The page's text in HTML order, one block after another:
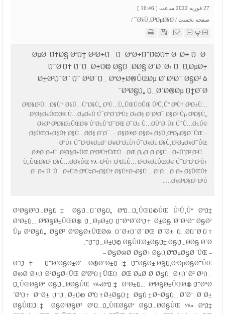
27 فوریه 2022 ساعت [ 16:46 ]
صفحه نخست /
Ø§Ù‚ØªØµØ§Ø¯
/
پ
ØµØ¯Ù‡Ø§ ØªÙ† Ø³Ø±Ù… Ù…ØªØ±ÙˆÚ©Ù‡ Ø¯Ø± Ù…Ø­
ÙˆØ·Ù‡ Ú¯Ù…Ø±Ú© Ø§Ù…Ø­Ø§ Ø´Ø¯Ø› Ù…Ù‚ØµØ±
Ø±Ø³ÙˆØ¨ Ùˆ Ø¹Ø¯Ù… ØªØ±Ø®ÛŒØµ Ø¨Ø¹Ø¯ Ø§Ø² ۵
Ø³Ø§Ù„ Ù…Ø´Ø®Øµ Ù†Ø´Ø¯
Ø³Ø§Ø²Ù…Ø§Ù† Ø§Ù…ÙˆØ§Ù„ ØªÙ…Ù„ÛŒÚ©ÛŒ Û²Û¸Û° ØªÙ† Ø³Ø±Ù…
ØªØ§Ø±ÛŒØ® Ù…ØµØ±Ù Ú¯Ø°Ø´ØªÙ‡ Ø±Ø§ Ø¨Ø¹Ø¯ Ø§Ø² Ûµ Ø³Ø§Ù„
Ø§Ø² ØªØ§Ø±ÛŒØ® ÙˆØ±ÙˆØ¯ØŒ Ø¯Ø± Ù…Ø­ÙˆØ·Ù‡ Ú¯Ù…Ø±Ú©
Ø§ÛŒØ±Ø§Ù† Ø§Ù…Ø­Ø§ Ø´Ø¯. – Ø§Ø®Ø¨Ø§Ø± Ø§Ù‚ØªØµØ§Ø¯ÛŒ –
Ø¨Ù‡ Ú¯Ø²Ø§Ø±Ø´ Ø®Ø¨Ø±Ù†Ú¯Ø§Ø± Ø§Ù‚ØªØµØ§Ø¯ÛŒ
Ø®Ø¨Ø±Ú¯Ø²Ø§Ø±ÛŒ ØªØ³Ù†ÛŒÙ…ØŒ ØµØ¨Ø­ Ø§Ù…Ø±ÙˆØ² Ø¹Ù…
Ù„ÛŒØ§Øª Ø§Ù…Ø­Ø§ÛŒ ۲۸۰ØªÙ† Ø³Ø±Ù… ØªØ§Ø±ÛŒØ® Ú¯Ø°Ø´ØªÙ‡
Ø¯Ø± Ú¯Ù…Ø±Ú© ØªÙ‡Ø±Ø§Ù† Ø§Ù†Ø¬Ø§Ù… Ø´Ø¯. Ø¨Ø± Ø§ÛŒÙ†
Ø§Ø³Ø§Ø³ Ø¹Ù…..
Ø³Ø§Ø²Ù…Ø§Ù† Ø§Ù…ÙˆØ§Ù„ ØªÙ…Ù„ÛŒÚ©ÛŒ Û²Û¸Û° ØªÙ†
Ø³Ø±Ù… ØªØ§Ø±ÛŒØ® Ù…ØµØ±Ù Ú¯Ø°Ø´ØªÙ‡ Ø±Ø§ Ø¨Ø¹Ø¯ Ø§Ø²
Ûµ Ø³Ø§Ù„ Ø§Ø² ØªØ§Ø±ÛŒØ® ÙˆØ±ÙˆØ¯ØŒ Ø¯Ø± Ù…Ø­ÙˆØ·Ù‡
Ú¯Ù…Ø±Ú© Ø§ÛŒØ±Ø§Ù† Ø§Ù…Ø­Ø§ Ø´Ø¯.
– Ø§Ø®Ø¨Ø§Ø± Ø§Ù‚ØªØµØ§Ø¯ÛŒ –
Ø¨Ù‡ Ú¯Ø²Ø§Ø±Ø´ Ø®Ø¨Ø±Ù†Ú¯Ø§Ø± Ø§Ù‚ØªØµØ§Ø¯ÛŒ
Ø®Ø¨Ø±Ú¯Ø²Ø§Ø±ÛŒ ØªØ³Ù†ÛŒÙ…ØŒ ØµØ¨Ø­ Ø§Ù…Ø±ÙˆØ² Ø¹Ù…
Ù„ÛŒØ§Øª Ø§Ù…Ø­Ø§ÛŒ ۲۸۰ØªÙ† Ø³Ø±Ù… ØªØ§Ø±ÛŒØ® Ú¯Ø°Ø
´ØªÙ‡ Ø¯Ø± Ú¯Ù…Ø±Ú© ØªÙ‡Ø±Ø§Ù† Ø§Ù†Ø¬Ø§Ù… Ø´Ø¯. Ø¨Ø±
Ø§ÛŒÙ† Ø§Ø³Ø§Ø³ Ø¹Ù…Ù„ÛŒØ§Øª Ø§Ù…Ø­Ø§ÛŒ ۲۸۰ ØªÙ†